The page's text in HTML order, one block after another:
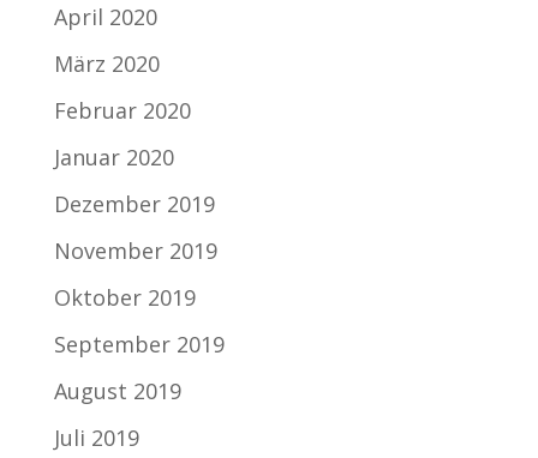
April 2020
März 2020
Februar 2020
Januar 2020
Dezember 2019
November 2019
Oktober 2019
September 2019
August 2019
Juli 2019